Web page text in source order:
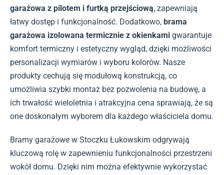
garażowa z pilotem i furtką przejściową, zapewniają
łatwy dostęp i funkcjonalność. Dodatkowo, brama
garażowa izolowana termicznie z okienkami gwarantuje
komfort termiczny i estetyczny wygląd, dzięki możliwości
personalizacji wymiarów i wyboru kolorów. Nasze
produkty cechują się modułową konstrukcją, co
umożliwia szybki montaż bez pozwolenia na budowę, a
ich trwałość wieloletnia i atrakcyjna cena sprawiają, że są
one doskonałym wyborem dla każdego właściciela domu.
Bramy garażowe w Stoczku Łukowskim odgrywają
kluczową rolę w zapewnieniu funkcjonalności przestrzeni
wokół domu. Dzięki nim można efektywnie wykorzystać